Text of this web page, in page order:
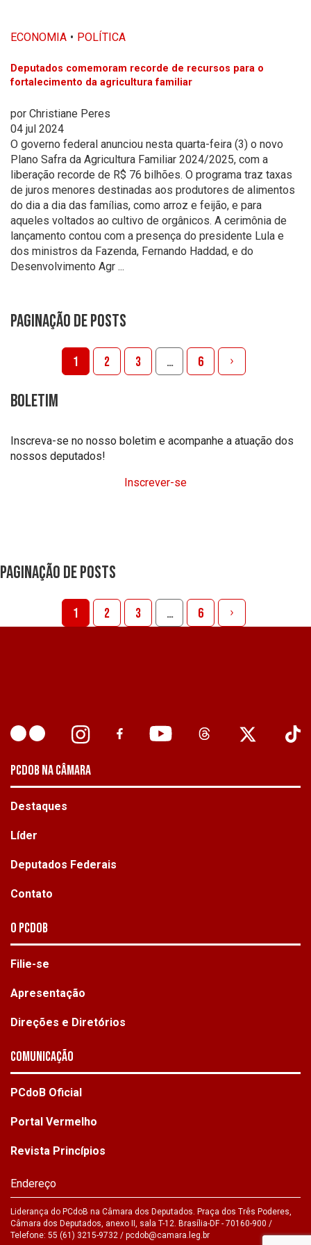
ECONOMIA POLÍTICA
Deputados comemoram recorde de recursos para o
fortalecimento da agricultura familiar
por Christiane Peres
04 jul 2024
O governo federal anunciou nesta quarta-feira (3) o novo
Plano Safra da Agricultura Familiar 2024/2025, com a
liberação recorde de R$ 76 bilhões. O programa traz taxas
de juros menores destinadas aos produtores de alimentos
do dia a dia das famílias, como arroz e feijão, e para
aqueles voltados ao cultivo de orgânicos. A cerimônia de
lançamento contou com a presença do presidente Lula e
dos ministros da Fazenda, Fernando Haddad, e do
Desenvolvimento Agr ...
Paginação de posts
1 2 3 … 6
Boletim
Inscreva-se no nosso boletim e acompanhe a atuação dos
nossos deputados!
Inscrever-se
Paginação de posts
1 2 3 … 6
PCDOB NA CÂMARA
Destaques
Líder
Deputados Federais
Contato
O PCdoB
Filie-se
Apresentação
Direções e Diretórios
Comunicação
PCdoB Oficial
Portal Vermelho
Revista Princípios
Endereço
Liderança do PCdoB na Câmara dos Deputados. Praça dos Três Poderes,
Câmara dos Deputados, anexo II, sala T-12. Brasília-DF - 70160-900 /
Telefone: 55 (61) 3215-9732 / pcdob@camara.leg.br